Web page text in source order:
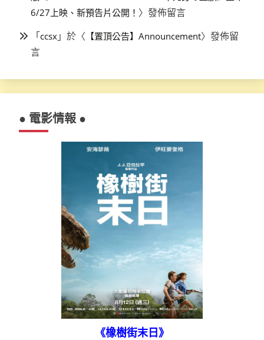
6/27上映、新預告片公開！ 〉發佈留言
「ccsx 」於〈 【置頂公告】Announcement〉發佈留
言
● 電影情報 ●
《橡樹街末日》